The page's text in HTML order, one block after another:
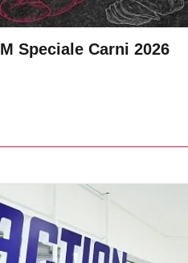
Speciale Carni 2026